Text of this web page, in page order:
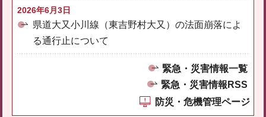
2026年6月3日
県道大又小川線（東吉野村大又）の法面崩落によ
る通行止について
緊急・災害情報一覧
緊急・災害情報RSS
防災・危機管理ページ